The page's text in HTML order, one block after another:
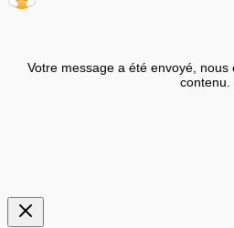
Votre message a été envoyé,
contenu.